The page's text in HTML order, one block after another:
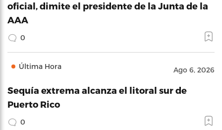
oficial, dimite el presidente de la Junta de la
AAA
0
Última Hora Ago 6, 2026
Sequía extrema alcanza el litoral sur de
Puerto Rico
0